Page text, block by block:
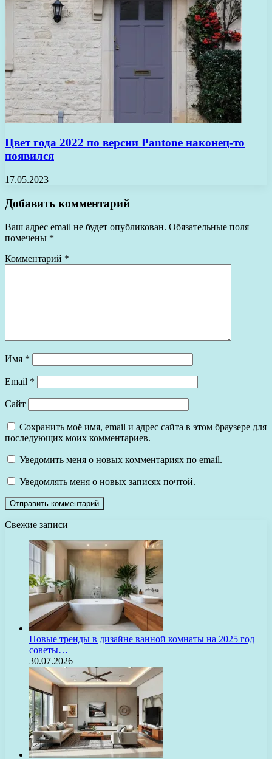
Цвет года 2022 по версии Pantone наконец-то
появился
17.05.2023
Добавить комментарий
Ваш адрес email не будет опубликован. Обязательные поля
помечены *
Комментарий *
Имя *
Email *
Сайт
Сохранить моё имя, email и адрес сайта в этом браузере для
последующих моих комментариев.
Уведомить меня о новых комментариях по email.
Уведомлять меня о новых записях почтой.
Свежие записи
Новые тренды в дизайне ванной комнаты на 2025 год
советы…
30.07.2026